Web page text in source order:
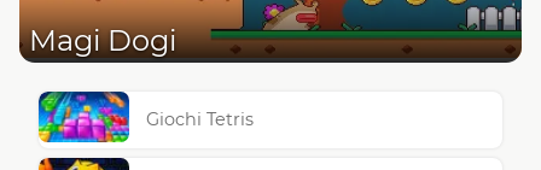
Magi Dogi
Giochi Tetris